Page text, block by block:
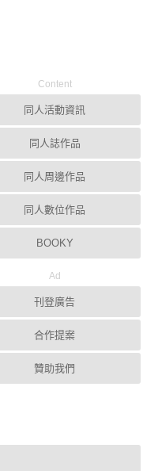
Content
同人活動資訊
同人誌作品
同人周邊作品
同人數位作品
BOOKY
Ad
刊登廣告
合作提案
贊助我們